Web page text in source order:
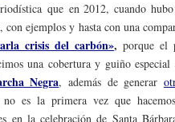
que en 2012, cuando
con ejemplos y hasta con una
crisis del carbón»,porque el
una cobertura y guiño especial
Negra, además de generar
no es la primera vez que
en la celebración de Santa